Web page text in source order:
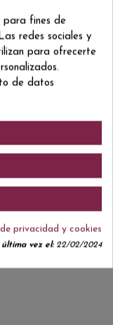
los últimos 90
670 botellas para
momento.
para fines de
redes sociales y
para ofrecerte
de datos
privacidad y cookies
vez el:22/02/2024